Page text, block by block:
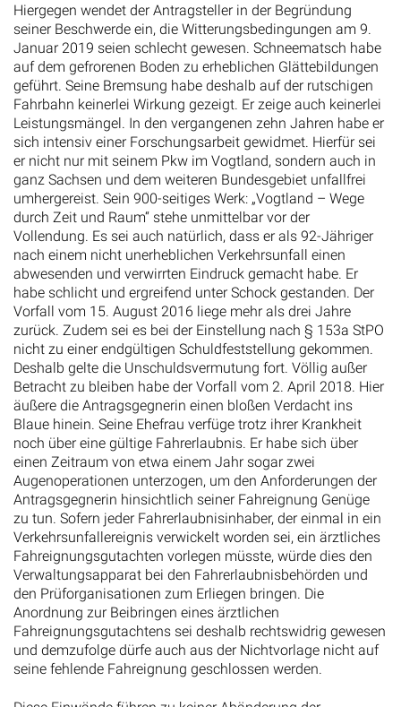
Hiergegen wendet der Antragsteller in der Begründung
seiner Beschwerde ein, die Witterungsbedingungen am 9.
Januar 2019 seien schlecht gewesen. Schneematsch habe
auf dem gefrorenen Boden zu erheblichen Glättebildungen
geführt. Seine Bremsung habe deshalb auf der rutschigen
Fahrbahn keinerlei Wirkung gezeigt. Er zeige auch keinerlei
Leistungsmängel. In den vergangenen zehn Jahren habe er
sich intensiv einer Forschungsarbeit gewidmet. Hierfür sei
er nicht nur mit seinem Pkw im Vogtland, sondern auch in
ganz Sachsen und dem weiteren Bundesgebiet unfallfrei
umhergereist. Sein 900-seitiges Werk: „Vogtland – Wege
durch Zeit und Raum“ stehe unmittelbar vor der
Vollendung. Es sei auch natürlich, dass er als 92-Jähriger
nach einem nicht unerheblichen Verkehrsunfall einen
abwesenden und verwirrten Eindruck gemacht habe. Er
habe schlicht und ergreifend unter Schock gestanden. Der
Vorfall vom 15. August 2016 liege mehr als drei Jahre
zurück. Zudem sei es bei der Einstellung nach § 153a StPO
nicht zu einer endgültigen Schuldfeststellung gekommen.
Deshalb gelte die Unschuldsvermutung fort. Völlig außer
Betracht zu bleiben habe der Vorfall vom 2. April 2018. Hier
äußere die Antragsgegnerin einen bloßen Verdacht ins
Blaue hinein. Seine Ehefrau verfüge trotz ihrer Krankheit
noch über eine gültige Fahrerlaubnis. Er habe sich über
einen Zeitraum von etwa einem Jahr sogar zwei
Augenoperationen unterzogen, um den Anforderungen der
Antragsgegnerin hinsichtlich seiner Fahreignung Genüge
zu tun. Sofern jeder Fahrerlaubnisinhaber, der einmal in ein
Verkehrsunfallereignis verwickelt worden sei, ein ärztliches
Fahreignungsgutachten vorlegen müsste, würde dies den
Verwaltungsapparat bei den Fahrerlaubnisbehörden und
den Prüforganisationen zum Erliegen bringen. Die
Anordnung zur Beibringen eines ärztlichen
Fahreignungsgutachtens sei deshalb rechtswidrig gewesen
und demzufolge dürfe auch aus der Nichtvorlage nicht auf
seine fehlende Fahreignung geschlossen werden.